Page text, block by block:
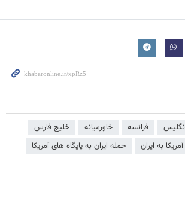
فرانسه خاورمیانه
خلیج فارس
به ایران
حمله ایران به پایگاه های آمریکا